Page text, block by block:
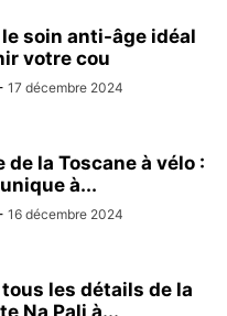
soin anti-âge idéal
votre cou
17 décembre 2024
de la Toscane à vélo :
à...
16 décembre 2024
les détails de la
Na Pali à...